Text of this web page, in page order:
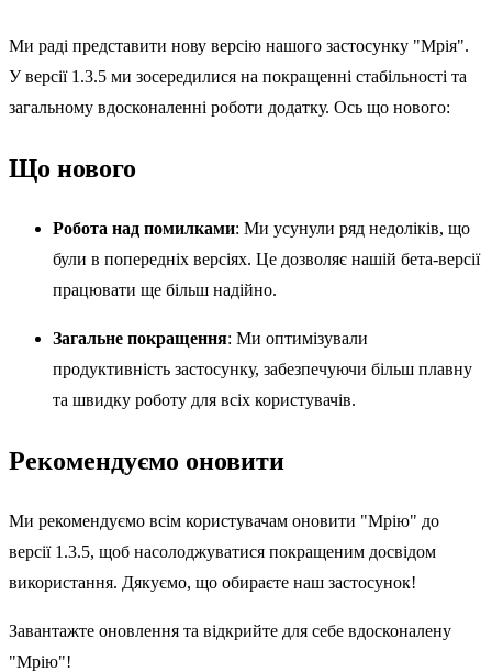
Ми раді представити нову версію нашого застосунку "Мрія".
У версії 1.3.5 ми зосередилися на покращенні стабільності та
загальному вдосконаленні роботи додатку. Ось що нового:
Що нового
Робота над помилками: Ми усунули ряд недоліків, що
були в попередніх версіях. Це дозволяє нашій бета-версії
працювати ще більш надійно.
Загальне покращення: Ми оптимізували
продуктивність застосунку, забезпечуючи більш плавну
та швидку роботу для всіх користувачів.
Рекомендуємо оновити
Ми рекомендуємо всім користувачам оновити "Мрію" до
версії 1.3.5, щоб насолоджуватися покращеним досвідом
використання. Дякуємо, що обираєте наш застосунок!
Завантажте оновлення та відкрийте для себе вдосконалену
"Мрію"!